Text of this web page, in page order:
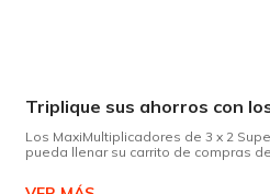
Los MaxiMultiplicadores de 3 x 2
pueda llenar su carrito de compras